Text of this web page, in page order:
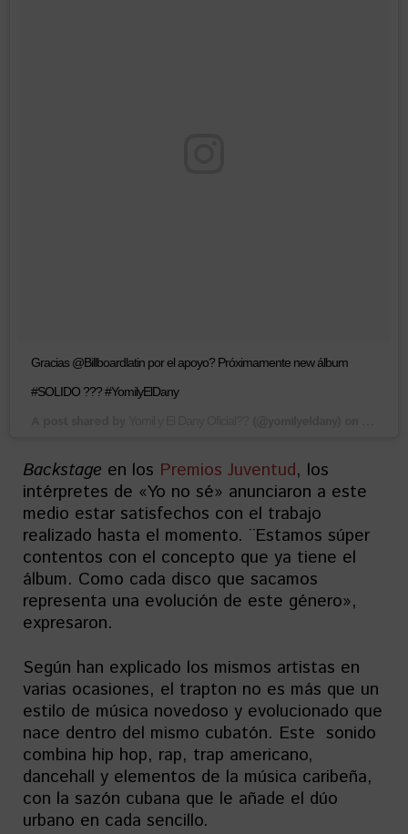
Gracias @Billboardlatin por el apoyo? Próximamente new álbum
#SOLIDO ??? #YomilyElDany
Backstage en los Premios Juventud, los
intérpretes de «Yo no sé» anunciaron a este
medio estar satisfechos con el trabajo
realizado hasta el momento. ¨Estamos súper
contentos con el concepto que ya tiene el
álbum. Como cada disco que sacamos
representa una evolución de este género»,
expresaron.
Según han explicado los mismos artistas en
varias ocasiones, el trapton no es más que un
estilo de música novedoso y evolucionado que
nace dentro del mismo cubatón. Este sonido
combina hip hop, rap, trap americano,
dancehall y elementos de la música caribeña,
con la sazón cubana que le añade el dúo
urbano en cada sencillo.